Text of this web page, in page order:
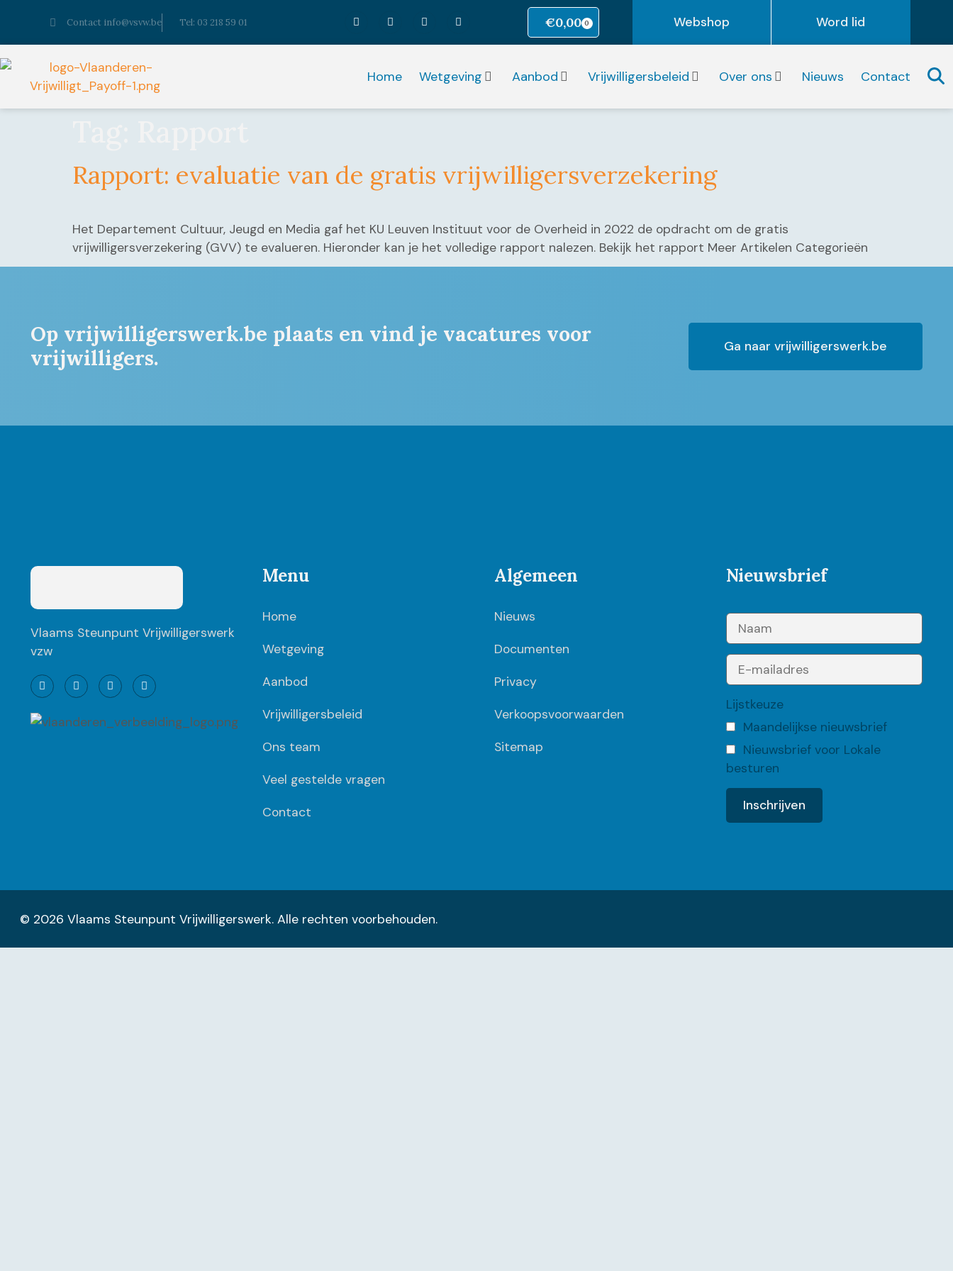
Contact info@vsvw.be Tel: 03 218 59 01 €0,00 0 Webshop Word lid
Home Wetgeving Aanbod Vrijwilligersbeleid Over ons Nieuws Contact
Rapport: evaluatie van de gratis vrijwilligersverzekering
Het Departement Cultuur, Jeugd en Media gaf het KU Leuven Instituut voor de Overheid in 2022 de opdracht om de gratis
vrijwilligersverzekering (GVV) te evalueren. Hieronder kan je het volledige rapport nalezen. Bekijk het rapport Meer Artikelen Categorieën
Op vrijwilligerswerk.be plaats en vind je vacatures voor
vrijwilligers.
Ga naar vrijwilligerswerk.be
Vlaams Steunpunt Vrijwilligerswerk
vzw
Menu
Home
Wetgeving
Aanbod
Vrijwilligersbeleid
Ons team
Veel gestelde vragen
Contact
Algemeen
Nieuws
Documenten
Privacy
Verkoopsvoorwaarden
Sitemap
Nieuwsbrief
Lijstkeuze
Maandelijkse nieuwsbrief
Nieuwsbrief voor Lokale
besturen
© 2026 Vlaams Steunpunt Vrijwilligerswerk. Alle rechten voorbehouden.